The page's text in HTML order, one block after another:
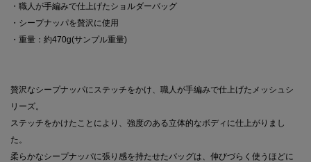
・職人が手編みで仕上げたショルダーバッグ
・シープナッパを贅沢に使用
・重量：約470g(サンプル重量)
贅沢なシープナッパにステッチをかけ、職人が手編みで仕上げたメッシュシ
リーズ。
ステッチをかけたことにより、強度のある立体的なボディに仕上がりまし
た。
柔らかなシープナッパに張り感を持たせたバッグは、伸びづらく使うほどに